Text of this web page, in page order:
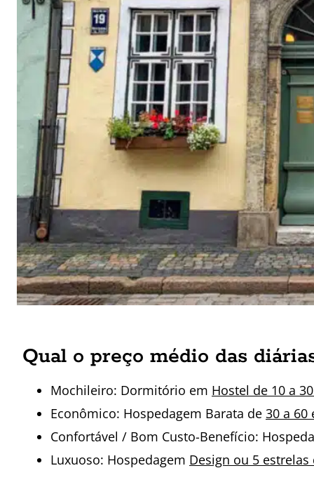
Qual o preço médio das
Mochileiro: Dormitório em Hostel de 10 a
Econômico: Hospedagem Barata de 30 a 60
Confortável / Bom Custo-Benefício:
Luxuoso: Hospedagem Design ou 5 estrelas